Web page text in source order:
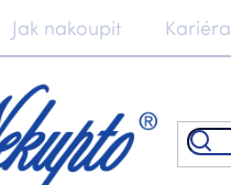
Jak nakoupit Kariéra